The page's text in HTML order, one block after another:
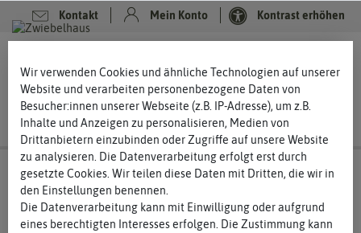
Kontakt Mein Konto Kontrast erhöhen
SteckzwiebelnWeiße Steckzwiebeln
Weiße Steckzwiebeln – die Südländer unter den
Zwiebelsorten
Filter
Wir verwenden Cookies und ähnliche Technologien auf unserer
Website und verarbeiten personenbezogene Daten von
Besucher:innen unserer Webseite (z.B. IP-Adresse), um z.B.
Inhalte und Anzeigen zu personalisieren, Medien von
Drittanbietern einzubinden oder Zugriffe auf unsere Website
zu analysieren. Die Datenverarbeitung erfolgt erst durch
gesetzte Cookies. Wir teilen diese Daten mit Dritten, die wir in
den Einstellungen benennen.
Die Datenverarbeitung kann mit Einwilligung oder aufgrund
eines berechtigten Interesses erfolgen. Die Zustimmung kann